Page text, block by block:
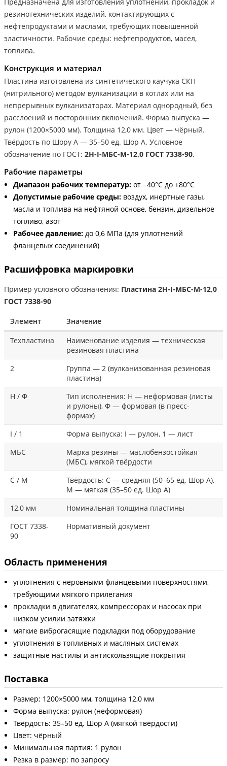
резинотехнических изделий, контактирующих с
нефтепродуктами и маслами, требующих повышенной
эластичности. Рабочие среды: нефтепродуктов, масел,
топлива.
Конструкция и материал
Пластина изготовлена из синтетического каучука СКН
(нитрильного) методом вулканизации в котлах или на
непрерывных вулканизаторах. Материал однородный, без
расслоений и посторонних включений. Форма выпуска —
рулон (1200×5000 мм). Толщина 12,0 мм. Цвет — чёрный.
Твёрдость по Шору А — 35–50 ед. Шор А. Условное
обозначение по ГОСТ: 2Н-I-МБС-М-12,0 ГОСТ 7338-90.
Рабочие параметры
Диапазон рабочих температур: от −40°С до +80°С
Допустимые рабочие среды: воздух, инертные газы,
масла и топлива на нефтяной основе, бензин, дизельное
топливо, азот
Рабочее давление: до 0,6 МПа (для уплотнений
фланцевых соединений)
Расшифровка маркировки
Пример условного обозначения: Пластина 2Н-I-МБС-М-12,0
ГОСТ 7338-90
Элемент
Значение
Техпластина
Наименование изделия — техническая
резиновая пластина
2
Группа — 2 (вулканизованная резиновая
пластина)
Н / Ф
Тип исполнения: Н — неформовая (листы
и рулоны), Ф — формовая (в пресс-
формах)
I / 1
Форма выпуска: I — рулон, 1 — лист
МБС
Марка резины — маслобензостойкая
(МБС), мягкой твёрдости
С / М
Твёрдость: С — средняя (50–65 ед. Шор А),
М — мягкая (35–50 ед. Шор А)
12,0 мм
Номинальная толщина пластины
ГОСТ 7338-
90
Нормативный документ
Область применения
уплотнения с неровными фланцевыми поверхностями,
требующими мягкого прилегания
прокладки в двигателях, компрессорах и насосах при
низком усилии затяжки
мягкие виброгасящие подкладки под оборудование
уплотнения в топливных и масляных системах
защитные настилы и антискользящие покрытия
Поставка
Размер: 1200×5000 мм, толщина 12,0 мм
Форма выпуска: рулон (неформовая)
Твёрдость: 35–50 ед. Шор А (мягкой твёрдости)
Цвет: чёрный
Минимальная партия: 1 рулон
Резка в размер: по запросу